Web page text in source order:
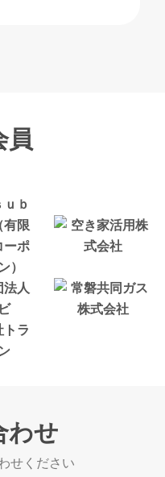
員
わせ
せください